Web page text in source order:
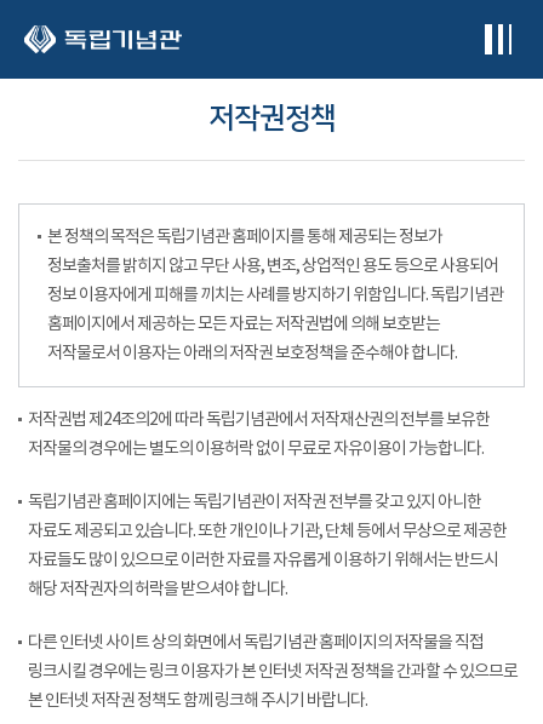
저작권정책
본 정책의 목적은 독립기념관 홈페이지를 통해 제공되는 정보가
정보출처를 밝히지 않고 무단 사용, 변조, 상업적인 용도 등으로 사용되어
정보 이용자에게 피해를 끼치는 사례를 방지하기 위함입니다. 독립기념관
홈페이지에서 제공하는 모든 자료는 저작권법에 의해 보호받는
저작물로서 이용자는 아래의 저작권 보호정책을 준수해야 합니다.
저작권법 제24조의2에 따라 독립기념관에서 저작재산권의 전부를 보유한
저작물의 경우에는 별도의 이용허락 없이 무료로 자유이용이 가능합니다.
독립기념관 홈페이지에는 독립기념관이 저작권 전부를 갖고 있지 아니한
자료도 제공되고 있습니다. 또한 개인이나 기관, 단체 등에서 무상으로 제공한
자료들도 많이 있으므로 이러한 자료를 자유롭게 이용하기 위해서는 반드시
해당 저작권자의 허락을 받으셔야 합니다.
다른 인터넷 사이트 상의 화면에서 독립기념관 홈페이지의 저작물을 직접
링크시킬 경우에는 링크 이용자가 본 인터넷 저작권 정책을 간과할 수 있으므로
본 인터넷 저작권 정책도 함께 링크해 주시기 바랍니다.